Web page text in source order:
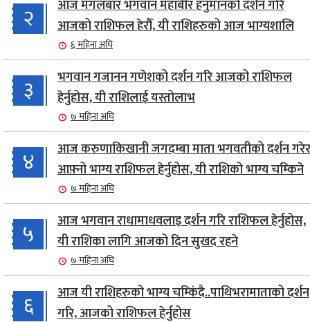
२
आज मंगलबार भगवान महाबीर हनुमानको दर्शन गरि
आजको राशिफल हेरौँ, यी राशिहरुको आज भाग्यशालि
६ महिना अघि
३
भगवान गजानन गणेशको दर्शन गरि आजको राशिफल
हेर्नुहोस, यी राशिलाई यस्तोलाभ
७ महिना अघि
४
आज करुणाकिखानी जगदम्बा माता भगवतीको दर्शन
आफ़्नो भाग्य राशिफल हेर्नुहोस, यी राशिको भाग्य चम्किने
७ महिना अघि
५
आज भगवान राधामाधवलाइ दर्शन गरि राशिफल हेर्नुहोस,
यी राशिका लागि आजको दिन सुखद रहने
७ महिना अघि
६
आज यी राशिहरुको भाग्य चम्किंदै..पाथिभरामाताको दर्शन
गरि, आजको राशिफल हेर्नुहोस